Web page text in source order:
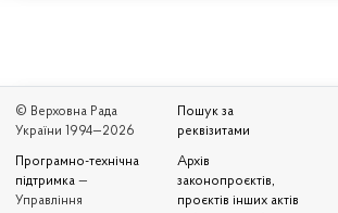
© Верховна Рада
України 1994—2026
Програмно-технічна
підтримка —
Управління
Пошук за
реквізитами
Архів
законопроєктів,
проєктів інших актів